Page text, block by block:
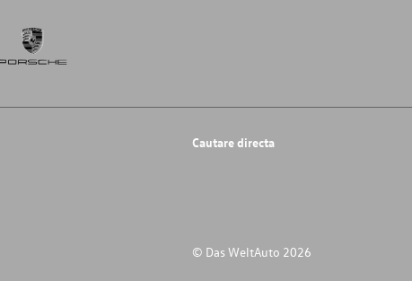
Cautare directa
© Das WeltAuto 2026